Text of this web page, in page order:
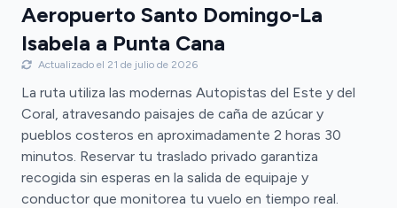
Aeropuerto Santo Domingo-La
Isabela a Punta Cana
Actualizado el 21 de julio de 2026
La ruta utiliza las modernas Autopistas del Este y del
Coral, atravesando paisajes de caña de azúcar y
pueblos costeros en aproximadamente 2 horas 30
minutos. Reservar tu traslado privado garantiza
recogida sin esperas en la salida de equipaje y
conductor que monitorea tu vuelo en tiempo real.